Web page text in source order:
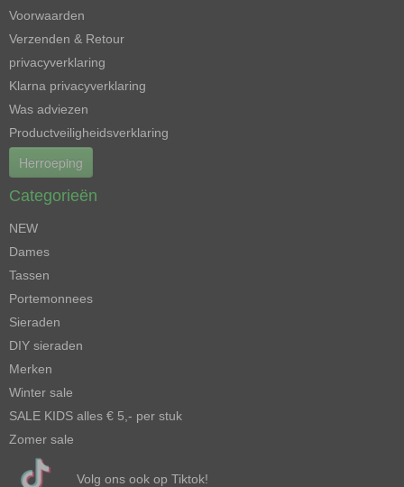
Voorwaarden
Verzenden & Retour
privacyverklaring
Klarna privacyverklaring
Was adviezen
Productveiligheidsverklaring
Herroeping
Categorieën
NEW
Dames
Tassen
Portemonnees
Sieraden
DIY sieraden
Merken
Winter sale
SALE KIDS alles € 5,- per stuk
Zomer sale
Volg ons ook op Tiktok!